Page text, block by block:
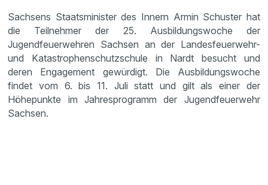
Sachsens Staatsminister des Innern Armin Schuster hat
die Teilnehmer der 25. Ausbildungswoche der
Jugendfeuerwehren Sachsen an der Landesfeuerwehr-
und Katastrophenschutzschule in Nardt besucht und
deren Engagement gewürdigt. Die Ausbildungswoche
findet vom 6. bis 11. Juli statt und gilt als einer der
Höhepunkte im Jahresprogramm der Jugendfeuerwehr
Sachsen.